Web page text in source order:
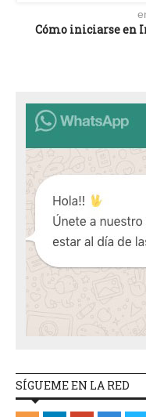
Cómo iniciarse en
SÍGUEME EN LA RED